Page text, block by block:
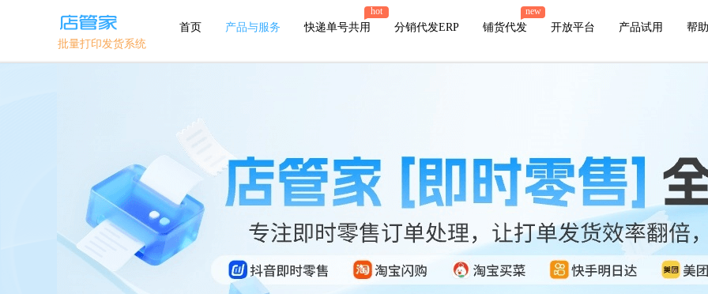
批量打印发货系统
首页 产品与服务
抖音小店
抖店-即时零
售
快手小店 淘工厂
开放平台
美丽说 微店 苏宁易购 唯品会 值点
鲁班系统 火山小视频 萌推 贝贝 云集
微信小商店 爱库存 网易考拉 魔筷星选 鲸灵
快递单号共用
hot
分销代发ERP 铺货代发
new
开放平台 产品试用 帮